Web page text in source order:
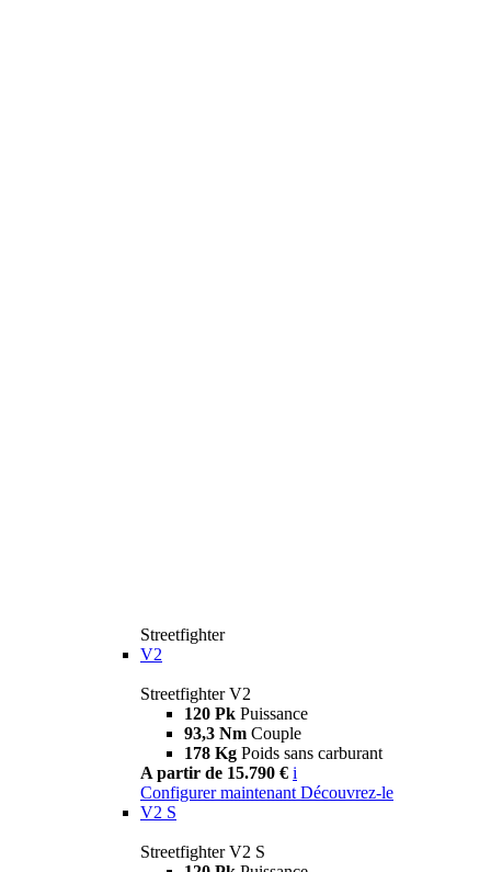
Streetfighter
V2
Streetfighter V2
120 Pk Puissance
93,3 Nm Couple
178 Kg Poids sans carburant
A partir de 15.790 € i
Configurer maintenant Découvrez-le
V2 S
Streetfighter V2 S